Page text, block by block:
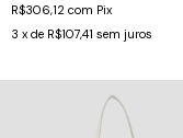
R$306,12 com Pix
3 x de R$107,41 sem juros